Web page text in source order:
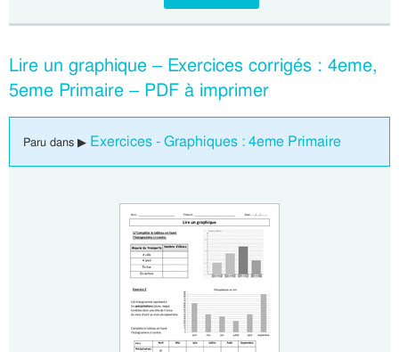
Lire un graphique – Exercices corrigés : 4eme,
5eme Primaire – PDF à imprimer
Paru dans ▶ Exercices - Graphiques : 4eme Primaire